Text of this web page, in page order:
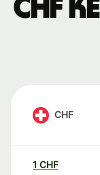
CHF
CHF
1 CHF